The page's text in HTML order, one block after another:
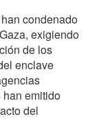
condenado
exigiendo
de los
enclave
emitido
del